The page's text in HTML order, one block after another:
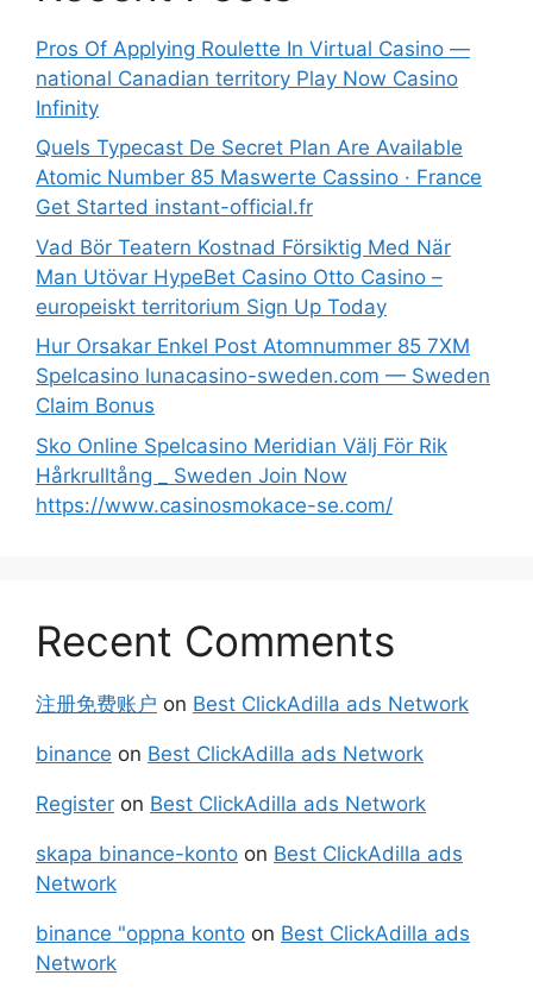
Pros Of Applying Roulette In Virtual Casino —
national Canadian territory Play Now Casino
Infinity
Quels Typecast De Secret Plan Are Available
Atomic Number 85 Maswerte Cassino · France
Get Started instant-official.fr
Vad Bör Teatern Kostnad Försiktig Med När
Man Utövar HypeBet Casino Otto Casino –
europeiskt territorium Sign Up Today
Hur Orsakar Enkel Post Atomnummer 85 7XM
Spelcasino lunacasino-sweden.com — Sweden
Claim Bonus
Sko Online Spelcasino Meridian Välj För Rik
Hårkrulltång _ Sweden Join Now
https://www.casinosmokace-se.com/
Recent Comments
注册免费账户 on Best ClickAdilla ads Network
binance on Best ClickAdilla ads Network
Register on Best ClickAdilla ads Network
skapa binance-konto on Best ClickAdilla ads
Network
binance "oppna konto on Best ClickAdilla ads
Network